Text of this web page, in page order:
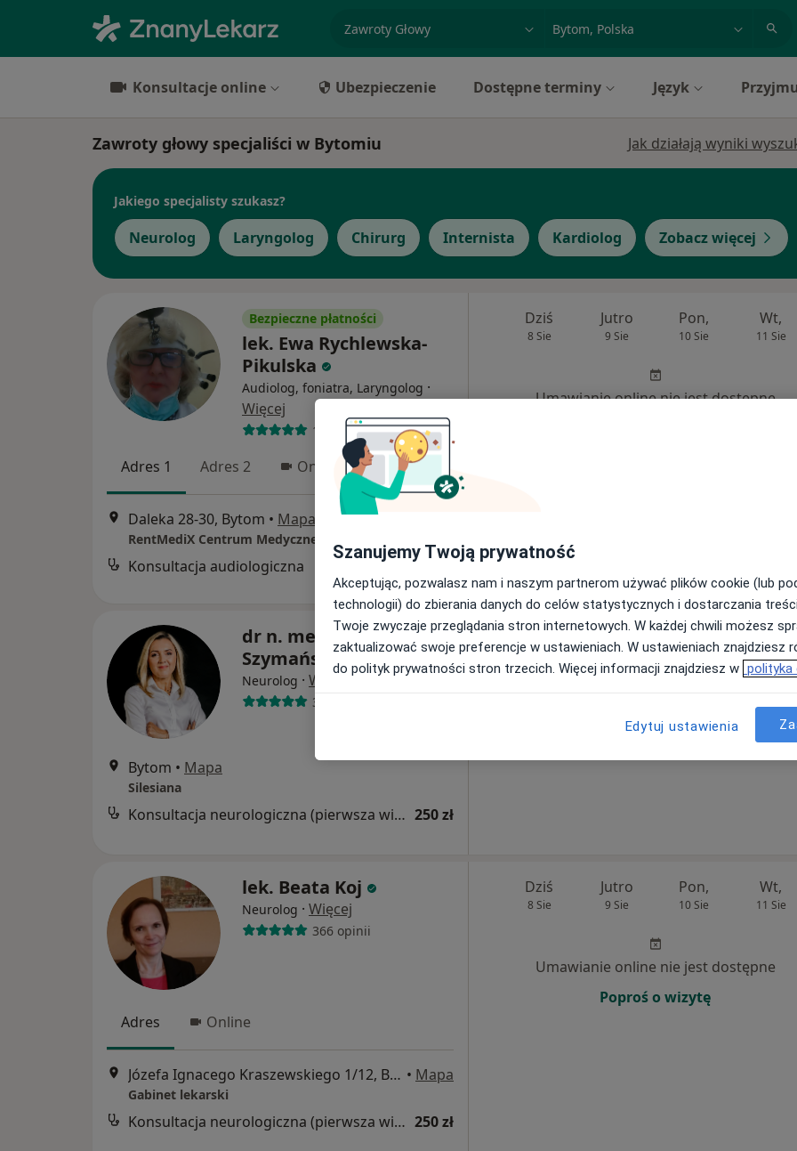
Konsultacje online Ubezpieczenie Dostępne terminy Język
Zawroty głowy specjaliści w Bytomiu Jak działają wyniki
Jakiego specjalisty szukasz?
Neurolog Laryngolog Chirurg Internista Kardiolog Zobacz więcej
Bezpieczne płatności
lek. Ewa Rychlewska-
Pikulska
Audiolog, foniatra, Laryngolog ·
Więcej
158 opinii
Adres 1 Adres 2 Online
Daleka 28-30, Bytom • Mapa
RentMediX Centrum Medyczne
Konsultacja audiologiczna 250 zł
Dziś
8 Sie
Jutro
9 Sie
Pon,
10 Sie
Wt,
11 Sie
Umawianie online nie jest dostępne
dr n. med. Małgorzata
Szymańska
Neurolog · Więcej
391 opinii
Bytom • Mapa
Silesiana
Konsultacja neurologiczna (pierwsza wizyta) 250 zł
Dziś
8 Sie
Jutro
9 Sie
Pon,
10 Sie
Wt,
11 Sie
Pokaż adresy z kalendarzem
lek. Beata Koj
Neurolog · Więcej
366 opinii
Adres Online
Józefa Ignacego Kraszewskiego 1/12, Bytom • Mapa
Gabinet lekarski
Konsultacja neurologiczna (pierwsza wizyta) 250 zł
Dziś
8 Sie
Jutro
9 Sie
Pon,
10 Sie
Wt,
11 Sie
Umawianie online nie jest dostępne
Poproś o wizytę
Szanujemy Twoją prywatność
Akceptując, pozwalasz nam i naszym partnerom używać plików cookie (lub
technologii) do zbierania danych do celów statystycznych i dostarczania
Twoje zwyczaje przeglądania stron internetowych. W każdej chwili możesz
zaktualizować swoje preferencje w ustawieniach. W ustawieniach znajdziesz
do polityk prywatności stron trzecich. Więcej informacji znajdziesz w polityka
Edytuj ustawienia